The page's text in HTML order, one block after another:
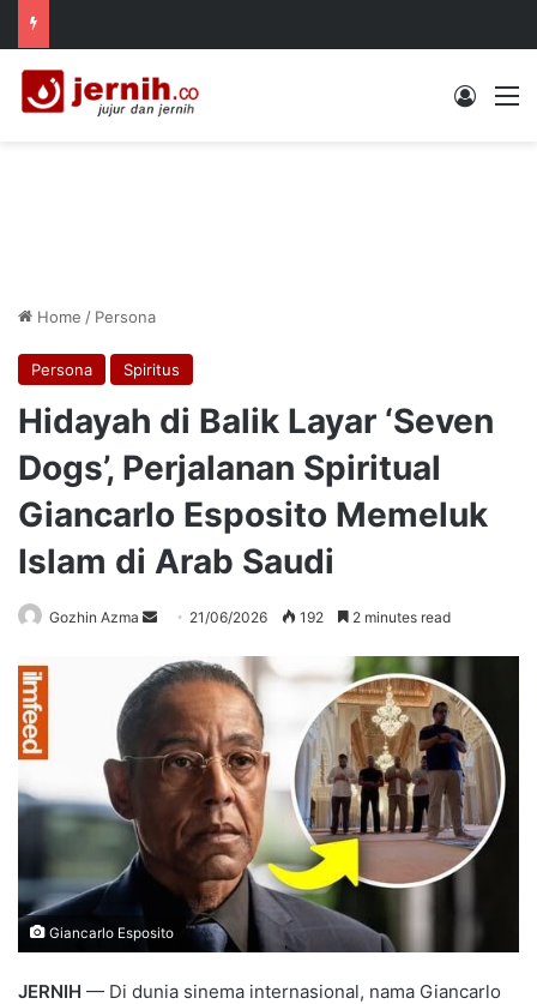
Log In
Home / Persona
Persona Spiritus
Hidayah di Balik Layar ‘Seven
Dogs’, Perjalanan Spiritual
Giancarlo Esposito Memeluk
Islam di Arab Saudi
Gozhin Azma
Send
email
21/06/2026 192 2 minutes read
Giancarlo Esposito
JERNIH — Di dunia sinema internasional, nama Giancarlo